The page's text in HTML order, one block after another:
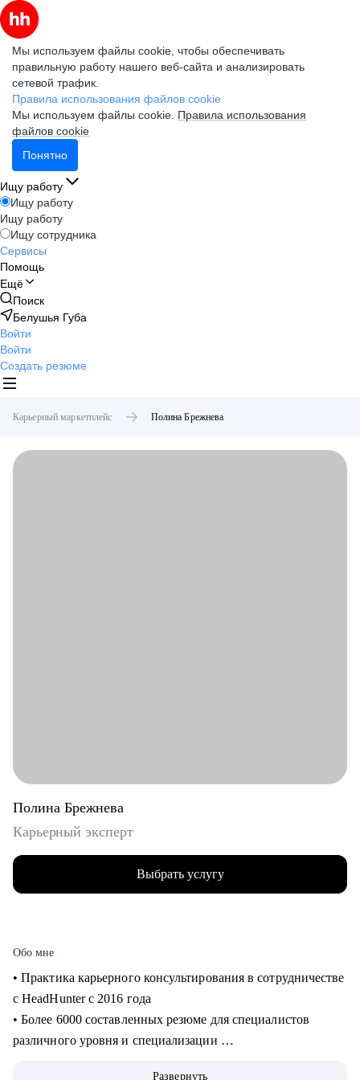
Мы используем файлы cookie, чтобы обеспечивать
правильную работу нашего веб-сайта и анализировать
сетевой трафик.
Правила использования файлов cookie
Мы используем файлы cookie. Правила использования
файлов cookie
Понятно
Ищу работу
Ищу работу
Ищу работу
Ищу сотрудника
Сервисы
Помощь
Ещё
Поиск
Белушья Губа
Войти
Войти
Создать резюме
Карьерный маркетплейс Полина Брежнева
Полина Брежнева
Карьерный эксперт
Выбрать услугу
Обо мне
• Практика карьерного консультирования в сотрудничестве
с HeadHunter с 2016 года
• Более 6000 составленных резюме для специалистов
различного уровня и специализации
Развернуть